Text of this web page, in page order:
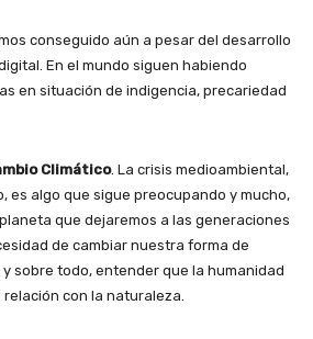
conseguido aún a pesar del desarrollo
En el mundo siguen habiendo
en situación de indigencia, precariedad
Climático. La crisis medioambiental,
es algo que sigue preocupando y mucho,
que dejaremos a las generaciones
de cambiar nuestra forma de
sobre todo, entender que la humanidad
con la naturaleza.